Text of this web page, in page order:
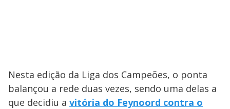
Nesta edição da Liga dos Campeões, o ponta
balançou a rede duas vezes, sendo uma delas a
que decidiu a vitória do Feynoord contra o